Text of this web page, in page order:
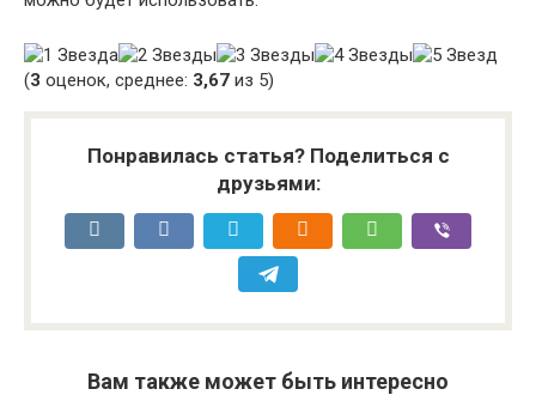
(3 оценок, среднее: 3,67 из 5)
Понравилась статья? Поделиться с
друзьями:
Вам также может быть интересно